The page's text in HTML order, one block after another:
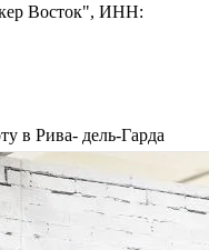
Восток", ИНН:
в Рива- дель-Гарда